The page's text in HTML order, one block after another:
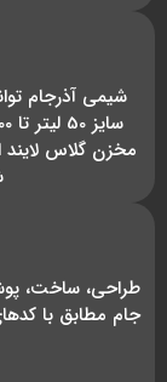
شیمی آذرجام
طراحی، ساخت،